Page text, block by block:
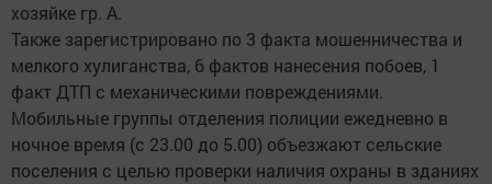
хозяйке гр. А.
Также зарегистрировано по 3 факта мошенничества и
мелкого хулиганства, 6 фактов нанесения побоев, 1
факт ДТП с механическими повреждениями.
Мобильные группы отделения полиции ежедневно в
ночное время (с 23.00 до 5.00) объезжают сельские
поселения с целью проверки наличия охраны в зданиях